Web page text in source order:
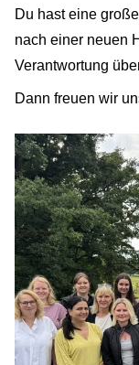
Du hast eine
nach einer neuen
Verantwortung
Dann freuen wir